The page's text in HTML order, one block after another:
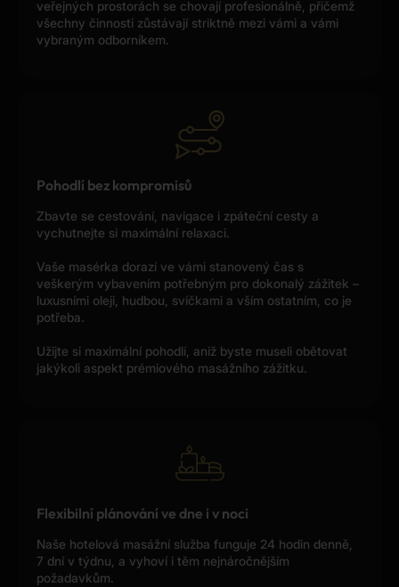
veřejných prostorách se chovají profesionálně, přičemž
všechny činnosti zůstávají striktně mezi vámi a vámi
vybraným odborníkem.
Pohodlí bez kompromisů
Zbavte se cestování, navigace i zpáteční cesty a
vychutnejte si maximální relaxaci.
Vaše masérka dorazí ve vámi stanovený čas s
veškerým vybavením potřebným pro dokonalý zážitek –
luxusními oleji, hudbou, svíčkami a vším ostatním, co je
potřeba.
Užijte si maximální pohodlí, aniž byste museli obětovat
jakýkoli aspekt prémiového masážního zážitku.
Flexibilní plánování ve dne i v noci
Naše hotelová masážní služba funguje 24 hodin denně,
7 dní v týdnu, a vyhoví i těm nejnáročnějším
požadavkům.